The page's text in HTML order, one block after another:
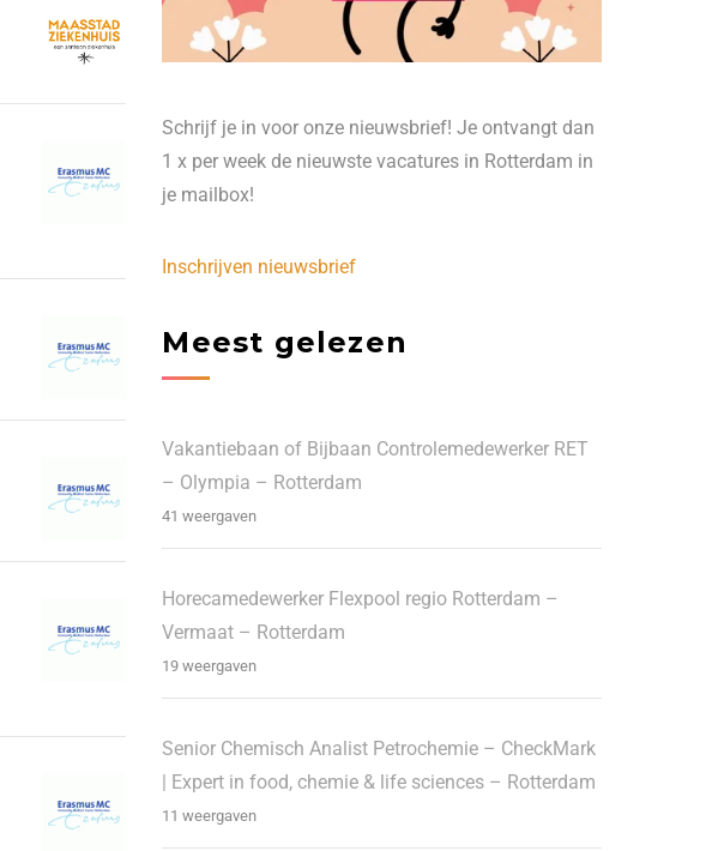
Schrijf je in voor onze nieuwsbrief! Je ontvangt dan
1 x per week de nieuwste vacatures in Rotterdam in
je mailbox!
Inschrijven nieuwsbrief
Meest gelezen
Vakantiebaan of Bijbaan Controlemedewerker RET
– Olympia – Rotterdam
41 weergaven
Horecamedewerker Flexpool regio Rotterdam –
Vermaat – Rotterdam
19 weergaven
Senior Chemisch Analist Petrochemie – CheckMark
| Expert in food, chemie & life sciences – Rotterdam
11 weergaven